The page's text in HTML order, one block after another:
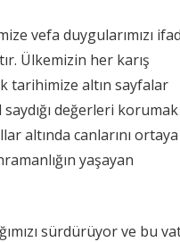
vefa duygularımızı
Ülkemizin her karış
tarihimize altın sayfalar
değerleri
altında canlarını ortaya
yaşayan
sürdürüyor ve bu